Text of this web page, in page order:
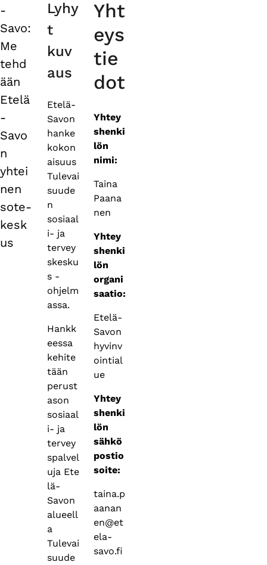
tabs
-
Savo:
Me
tehd
ään
Etelä
-
Savo
n
yhtei
nen
sote-
kesk
us
Lyhy
t
kuv
aus
Etelä-
Savon
hanke
kokon
aisuus
Tulevai
suude
n
sosiaal
i- ja
tervey
skesku
s -
ohjelm
assa.
Hankk
eessa
kehite
tään
perust
ason
sosiaal
i- ja
tervey
spalvel
uja Ete
lä-
Savon
alueell
a
Tulevai
suude
Yht
eys
tie
dot
Yhtey
shenki
lön
nimi:
Taina
Paana
nen
Yhtey
shenki
lön
organi
saatio:
Etelä-
Savon
hyvinv
ointial
ue
Yhtey
shenki
lön
sähkö
postio
soite:
taina.p
aanan
en@et
ela-
savo.fi